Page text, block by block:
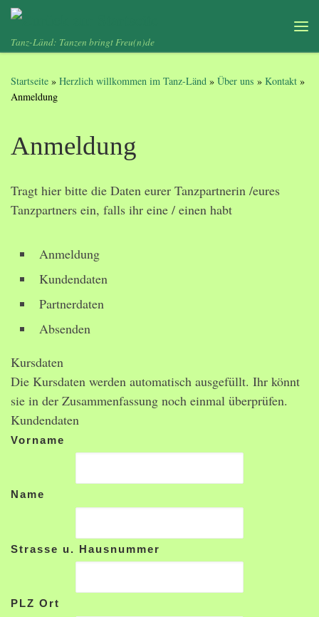
Zum Inhalt springen
Tanz-Länd: Tanzen bringt Freu(n)de
Startseite » Herzlich willkommen im Tanz-Länd » Über uns » Kontakt »
Anmeldung
Anmeldung
Tragt hier bitte die Daten eurer Tanzpartnerin /eures
Tanzpartners ein, falls ihr eine / einen habt
Anmeldung
Kundendaten
Partnerdaten
Absenden
Kursdaten
Die Kursdaten werden automatisch ausgefüllt. Ihr könnt
sie in der Zusammenfassung noch einmal überprüfen.
Kundendaten
Vorname
Name
Strasse u. Hausnummer
PLZ Ort